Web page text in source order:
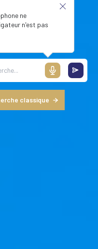
ne
n'est pas
classique